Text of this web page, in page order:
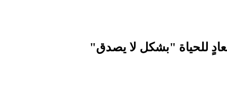
للحياة "بشكل لا يصدق"